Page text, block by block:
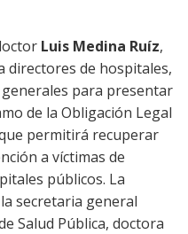
Luis Medina Ruíz,
directores de hospitales,
para presentar
de la Obligación Legal
permitirá recuperar
a víctimas de
públicos. La
secretaria general
Salud Pública, doctora